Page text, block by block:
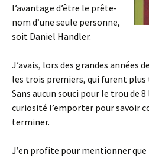
l’avantage d’être le prête-
nom d’une seule personne,
soit Daniel Handler.
J’avais, lors des grandes années
les trois premiers, qui furent plus
Sans aucun souci pour le trou de 8
curiosité l’emporter pour savoir
terminer.
J’en profite pour mentionner